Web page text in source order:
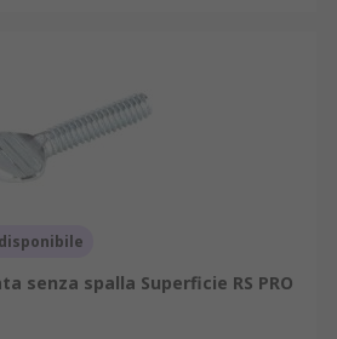
senza spalla Superficie RS PRO